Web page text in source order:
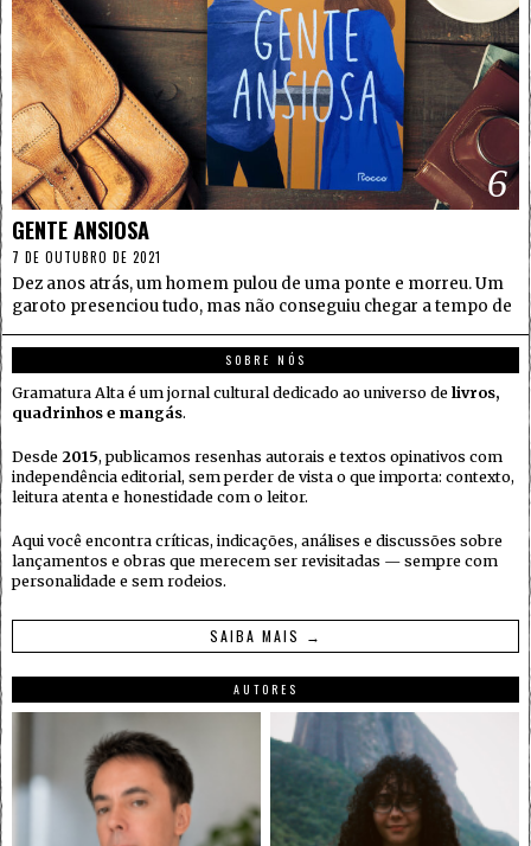
6
GENTE ANSIOSA
7 DE OUTUBRO DE 2021
Dez anos atrás, um homem pulou de uma ponte e morreu. Um
garoto presenciou tudo, mas não conseguiu chegar a tempo de
SOBRE NÓS
Gramatura Alta é um jornal cultural dedicado ao universo de livros,
quadrinhos e mangás.
Desde 2015, publicamos resenhas autorais e textos opinativos com
independência editorial, sem perder de vista o que importa: contexto,
leitura atenta e honestidade com o leitor.
Aqui você encontra críticas, indicações, análises e discussões sobre
lançamentos e obras que merecem ser revisitadas — sempre com
personalidade e sem rodeios.
SAIBA MAIS →
AUTORES